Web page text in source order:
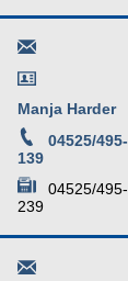
Manja Harder
04525/495-
139
04525/495-
239